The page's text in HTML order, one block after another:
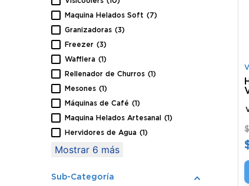
Maquina Helados Soft (7)
Granizadoras (3)
Freezer (3)
Wafflera (1)
Rellenador de Churros (1)
Mesones (1)
Máquinas de Café (1)
Maquina Helados Artesanal (1)
Hervidores de Agua (1)
Mostrar 6 más
Sub-Categoría